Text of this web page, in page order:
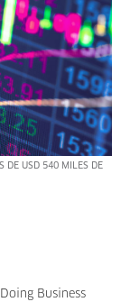
DE USD 540 MILES DE
Business